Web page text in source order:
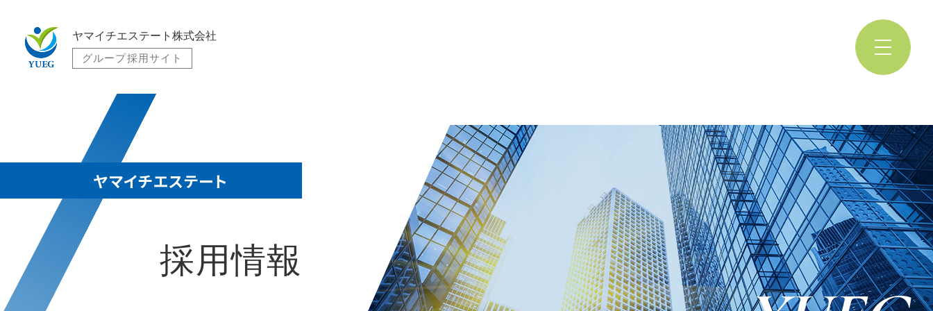
ヤマイチエステート株式会社
グループ採用サイト
ヤマイチエステート
採用情報